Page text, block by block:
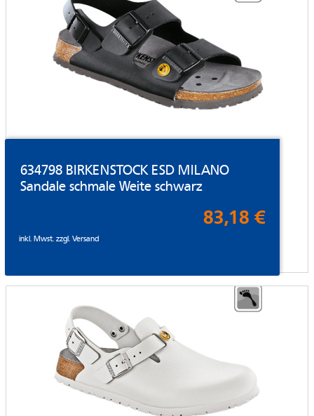
634798 BIRKENSTOCK ESD MILANO
Sandale schmale Weite schwarz
83,18 €
inkl. Mwst. zzgl.Versand